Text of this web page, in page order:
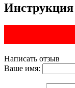
Инструкция
Написать отзыв
Ваше имя: